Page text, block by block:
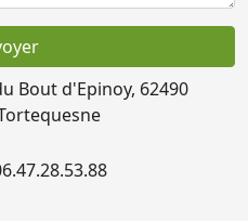
Bout d'Epinoy, 62490